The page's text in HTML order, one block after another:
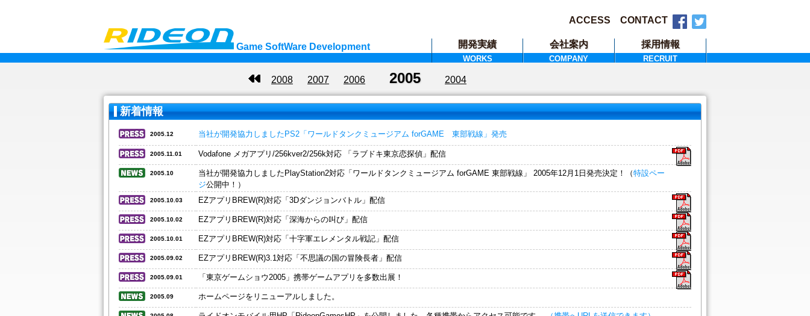
Game SoftWare Development
ACCESS CONTACT
開発実績
WORKS
会社案内
COMPANY
採用情報
RECRUIT
20092008 2007 2006 2005 2004
新着情報
2005.12 当社が開発協力しましたPS2「ワールドタンクミュージアム forGAME 東部戦線」発売
2005.11.01 Vodafone メガアプリ/256kver2/256k対応 「ラブドキ東京恋探偵」配信
2005.10 当社が開発協力しましたPlayStation2対応「ワールドタンクミュージアム forGAME 東部戦線」 2005年12月1日発売決定！（特設ペー
ジ公開中！）
2005.10.03 EZアプリBREW(R)対応「3Dダンジョンバトル」配信
2005.10.02 EZアプリBREW(R)対応「深海からの叫び」配信
2005.10.01 EZアプリBREW(R)対応「十字軍エレメンタル戦記」配信
2005.09.02 EZアプリBREW(R)3.1対応「不思議の国の冒険長者」配信
2005.09.01 「東京ゲームショウ2005」携帯ゲームアプリを多数出展！
2005.09 ホームページをリニューアルしました。